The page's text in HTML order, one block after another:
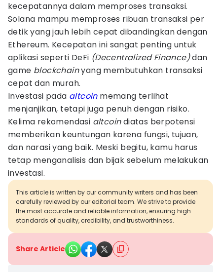
kecepatannya dalam memproses transaksi.
Solana mampu memproses ribuan transaksi per
detik yang jauh lebih cepat dibandingkan dengan
Ethereum. Kecepatan ini sangat penting untuk
aplikasi seperti DeFi (Decentralized Finance)dan
game blockchainyang membutuhkan transaksi
cepat dan murah.
Investasi pada altcoinmemang terlihat
menjanjikan, tetapi juga penuh dengan risiko.
Kelima rekomendasi altcoindiatas berpotensi
memberikan keuntungan karena fungsi, tujuan,
dan narasi yang baik. Meski begitu, kamu harus
tetap menganalisis dan bijak sebelum melakukan
investasi.
This article is written by our community writers and has been
carefully reviewed by our editorial team. We strive to provide
the most accurate and reliable information, ensuring high
standards of quality, credibility, and trustworthiness.
Share Article